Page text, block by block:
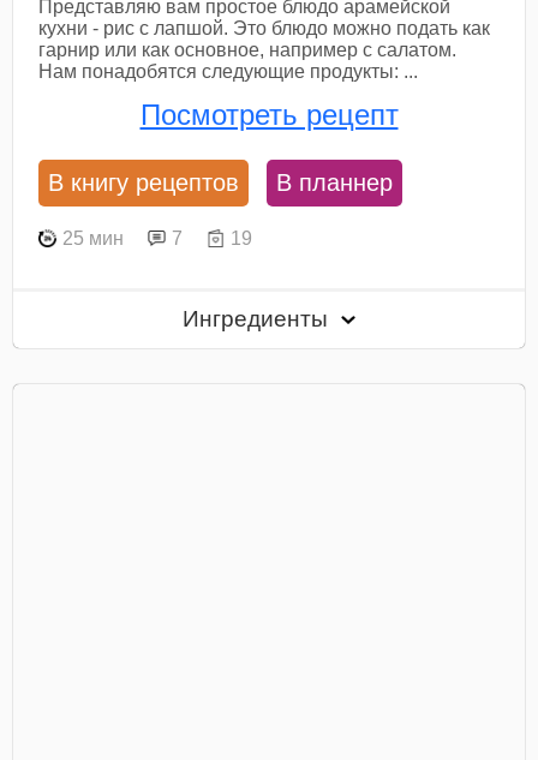
Представляю вам простое блюдо арамейской
кухни - рис с лапшой. Это блюдо можно подать как
гарнир или как основное, например с салатом.
Нам понадобятся следующие продукты: ...
Посмотреть рецепт
В книгу рецептов В планнер
25 мин 7 19
Ингредиенты